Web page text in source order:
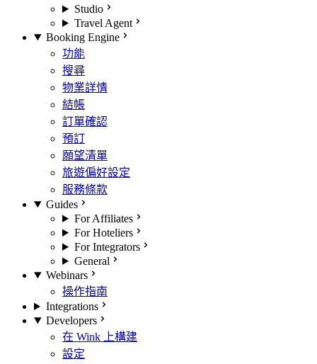
Studio
Travel Agent
Booking Engine
功能
搜尋
物業詳情
結帳
訂單確認
預訂
願望清單
旅遊偏好設定
服務條款
Guides
For Affiliates
For Hoteliers
For Integrators
General
Webinars
操作指南
Integrations
Developers
在 Wink 上構建
設定